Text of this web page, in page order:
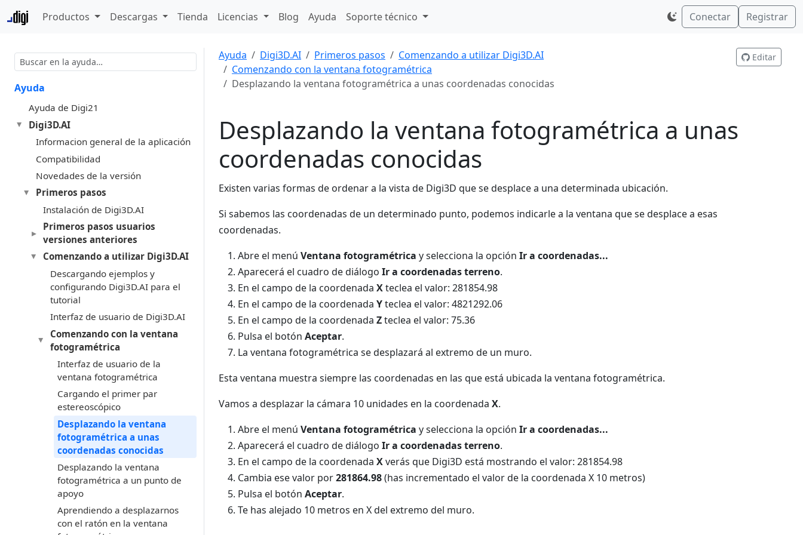
Productos Descargas Tienda Licencias Blog Ayuda Soporte técnico Conectar Registrar
Ayuda
Ayuda de Digi21
Digi3D.AI
Informacion general de la aplicación
Compatibilidad
Novedades de la versión
Primeros pasos
Instalación de Digi3D.AI
Primeros pasos usuarios
versiones anteriores
Comenzando a utilizar Digi3D.AI
Descargando ejemplos y
configurando Digi3D.AI para el
tutorial
Interfaz de usuario de Digi3D.AI
Comenzando con la ventana
fotogramétrica
Interfaz de usuario de la
ventana fotogramétrica
Cargando el primer par
estereoscópico
Desplazando la ventana
fotogramétrica a unas
coordenadas conocidas
Desplazando la ventana
fotogramétrica a un punto de
apoyo
Aprendiendo a desplazarnos
con el ratón en la ventana
Ayuda Digi3D.AI Primeros pasos
Comenzando a utilizar Digi3D.AI
Comenzando con la ventana fotogramétrica
Desplazando la ventana fotogramétrica a unas coordenadas conocidas
Editar
Desplazando la ventana fotogramétrica a unas
coordenadas conocidas
Existen varias formas de ordenar a la vista de Digi3D que se desplace a una determinada ubicación.
Si sabemos las coordenadas de un determinado punto, podemos indicarle a la ventana que se desplace a esas
coordenadas.
Abre el menú Ventana fotogramétrica y selecciona la opción Ir a coordenadas...
Aparecerá el cuadro de diálogo Ir a coordenadas terreno.
En el campo de la coordenada Xteclea el valor: 281854.98
En el campo de la coordenada Yteclea el valor: 4821292.06
En el campo de la coordenada Zteclea el valor: 75.36
Pulsa el botón Aceptar.
La ventana fotogramétrica se desplazará al extremo de un muro.
Esta ventana muestra siempre las coordenadas en las que está ubicada la ventana fotogramétrica.
Vamos a desplazar la cámara 10 unidades en la coordenada X.
Abre el menú Ventana fotogramétrica y selecciona la opción Ir a coordenadas...
Aparecerá el cuadro de diálogo Ir a coordenadas terreno.
En el campo de la coordenada Xverás que Digi3D está mostrando el valor: 281854.98
Cambia ese valor por281864.98(has incrementado el valor de la coordenada X 10 metros)
Pulsa el botón Aceptar.
Te has alejado 10 metros en X del extremo del muro.